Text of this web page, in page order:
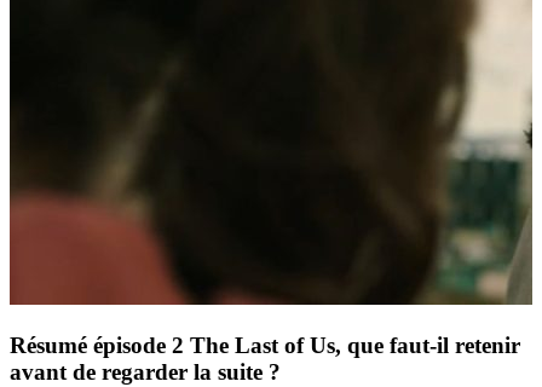
Résumé épisode 2 The Last of Us, que faut-il retenir
avant de regarder la suite ?